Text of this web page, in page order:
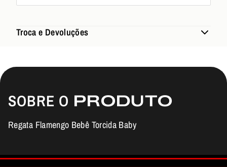
Troca e Devoluções
SOBRE O PRODUTO
Regata Flamengo Bebê Torcida Baby